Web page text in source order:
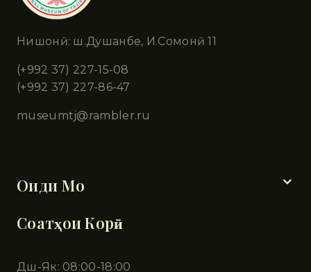
Нишонӣ: ш.Душанбе, И.Сомонӣ 11
(+992 37) 227-15-08
(+992 37) 227-86-47
museumtj@rambler.ru
Оиди Мо
Соатҳои Корӣ
Дш-Як: 08:00-18:00